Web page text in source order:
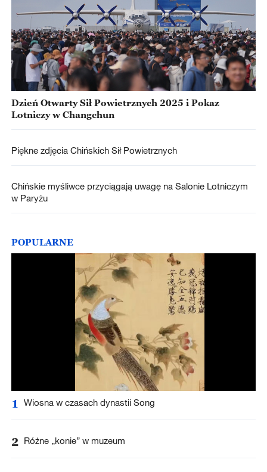
Dzień Otwarty Sił Powietrznych 2025 i Pokaz
Lotniczy w Changchun
Piękne zdjęcia Chińskich Sił Powietrznych
Chińskie myśliwce przyciągają uwagę na Salonie Lotniczym
w Paryżu
POPULARNE
1 Wiosna w czasach dynastii Song
2 Różne „konie” w muzeum